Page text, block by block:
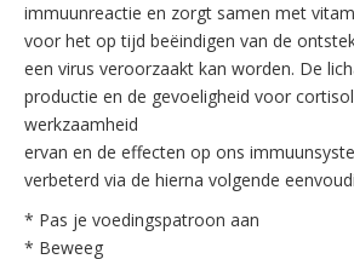
immuunreactie en zorgt samen met
voor het op tijd beëindigen van de
een virus veroorzaakt kan worden. De
productie en de gevoeligheid voor
werkzaamheid
ervan en de effecten op ons
verbeterd via de hierna volgende
* Pas je voedingspatroon aan
* Beweeg